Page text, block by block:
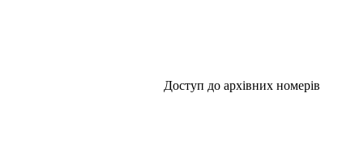
Доступ до архівних номерів